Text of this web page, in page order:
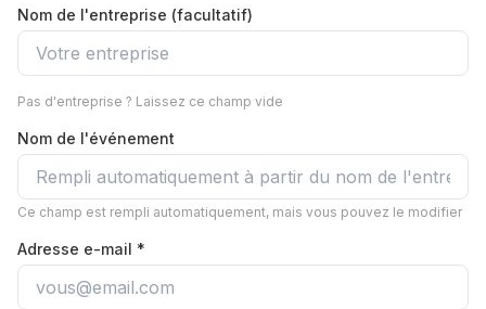
Nom de l'entreprise (facultatif)
Pas d'entreprise ? Laissez ce champ vide
Nom de l'événement
Ce champ est rempli automatiquement, mais vous pouvez le modifier
Adresse e-mail *